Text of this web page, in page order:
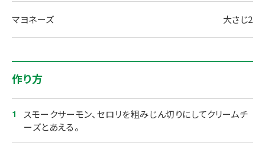
マヨネーズ 大さじ2
作り方
スモークサーモン、セロリを粗みじん切りにしてクリームチ
ーズとあえる。